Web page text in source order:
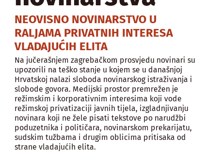
NEOVISNO NOVINARSTVO U
RALJAMA PRIVATNIH INTERESA
VLADAJUĆIH ELITA
Na jučerašnjem zagrebačkom prosvjedu novinari su
upozorili na teško stanje u kojem se u današnjoj
Hrvatskoj nalazi sloboda novinarskog istraživanja i
slobode govora. Medijski prostor premrežen je
režimskim i korporativnim interesima koji vode
režimskoj privatizaciji javnih tijela, izgladnjivanju
novinara koji ne žele pisati tekstove po narudžbi
poduzetnika i političara, novinarskom prekarijatu,
sudskim tužbama i drugim oblicima pritisaka od
strane vladajućih elita.